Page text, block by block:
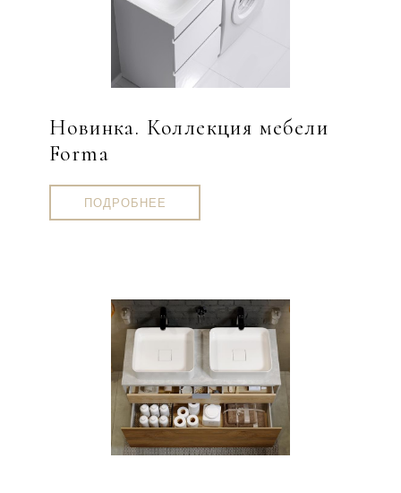
Новинка. Коллекция мебели
Forma
ПОДРОБНЕЕ